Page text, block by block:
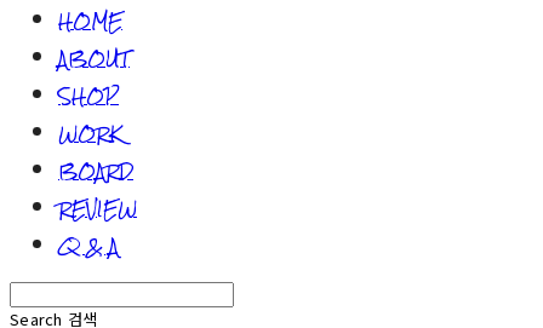
HOME
ABOUT
SHOP
WORK
BOARD
REVIEW
Q & A
Search 검색